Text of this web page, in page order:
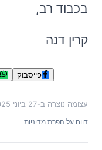
בכבוד רב,
קרין דנה
פייסבוק
עצומה נוצרה ב-27 ביוני 2025
דווח על הפרת מדיניות